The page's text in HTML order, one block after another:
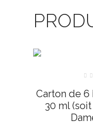
5
Carton de 6
30 ml